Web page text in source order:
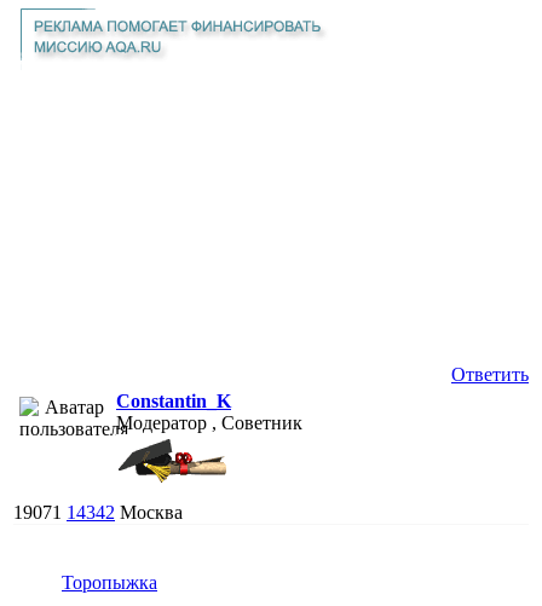
Ответить
Constantin_K
Модератор , Советник
19071 14342 Москва
Торопыжка